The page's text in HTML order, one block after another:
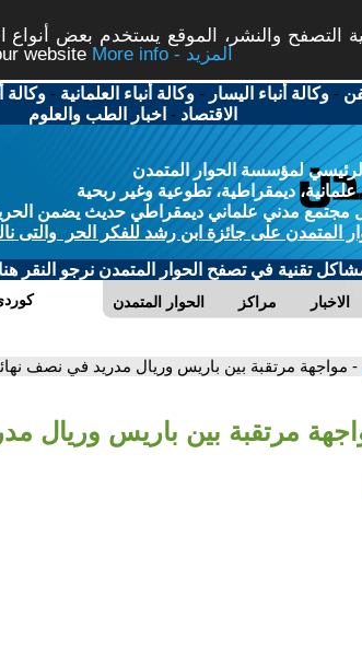
التصفح والنشر، الموقع يستخدم بعض أنواع
website
More info - المزيد
-وكالة أنباء اليسار -وكالة أنباء العلمانية -وكالة
الاقتصاد - اخبار الطب والعلوم
لمؤسسة الحوار المتمدن
ديمقراطية، تطوعية وغير ربحية
مدني علماني ديمقراطي حديث يضمن الحرية
المتمدن على جائزة ابن رشد للفكر الحر والتى
تقنية في تصفح الحوار المتمدن نرجو النقر
الحوار المتمدن مراكز الاخبار
- مواجهة مرتقبة بين باريس وريال مدريد في نصف
مرتقبة بين باريس وريال